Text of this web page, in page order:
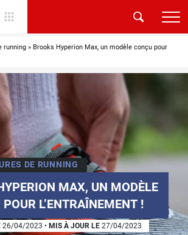
running » Brooks Hyperion Max, un modèle conçu pour
DE RUNNING
MAX, UN MODÈLE
L’ENTRAÎNEMENT !
26/04/2023 • MIS À JOUR LE 27/04/2023